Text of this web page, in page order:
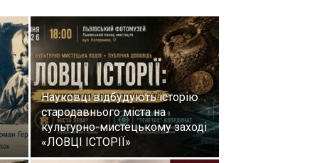
Науковці відбудують історію
стародавнього міста на
культурно-мистецькому заході
«ЛОВЦІ ІСТОРІЇ»